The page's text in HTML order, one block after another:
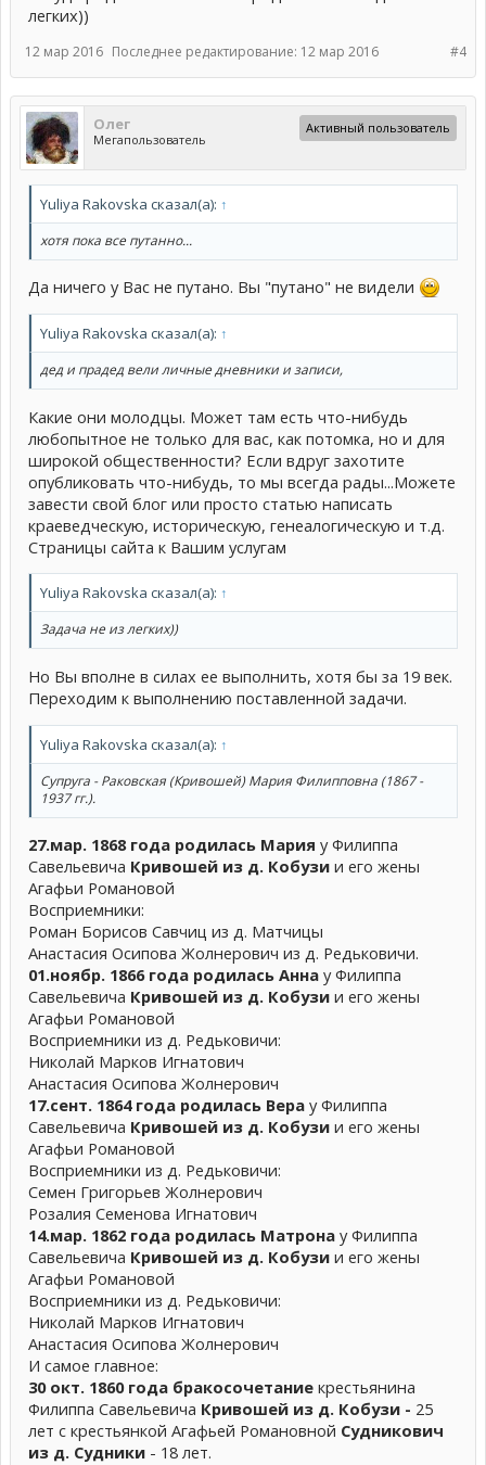
легких))
#4
12 мар 2016 Последнее редактирование: 12 мар 2016
Олег
Мегапользователь
Активный пользователь
Yuliya Rakovska сказал(а): ↑
хотя пока все путанно...
Да ничего у Вас не путано. Вы "путано" не видели
Yuliya Rakovska сказал(а): ↑
дед и прадед вели личные дневники и записи,
Какие они молодцы. Может там есть что-нибудь
любопытное не только для вас, как потомка, но и для
широкой общественности? Если вдруг захотите
опубликовать что-нибудь, то мы всегда рады...Можете
завести свой блог или просто статью написать
краеведческую, историческую, генеалогическую и т.д.
Страницы сайта к Вашим услугам
Yuliya Rakovska сказал(а): ↑
Задача не из легких))
Но Вы вполне в силах ее выполнить, хотя бы за 19 век.
Переходим к выполнению поставленной задачи.
Yuliya Rakovska сказал(а): ↑
Супруга - Раковская (Кривошей) Мария Филипповна (1867 -
1937 гг.).
27.мар. 1868 года родилась Мария у Филиппа
Савельевича Кривошей из д. Кобузи и его жены
Агафьи Романовой
Восприемники:
Роман Борисов Савчиц из д. Матчицы
Анастасия Осипова Жолнерович из д. Редьковичи.
01.ноябр. 1866 года родилась Анна у Филиппа
Савельевича Кривошей из д. Кобузи и его жены
Агафьи Романовой
Восприемники из д. Редьковичи:
Николай Марков Игнатович
Анастасия Осипова Жолнерович
17.сент. 1864 года родилась Вера у Филиппа
Савельевича Кривошей из д. Кобузи и его жены
Агафьи Романовой
Восприемники из д. Редьковичи:
Семен Григорьев Жолнерович
Розалия Семенова Игнатович
14.мар. 1862 года родилась Матрона у Филиппа
Савельевича Кривошей из д. Кобузи и его жены
Агафьи Романовой
Восприемники из д. Редьковичи:
Николай Марков Игнатович
Анастасия Осипова Жолнерович
И самое главное:
30 окт. 1860 года бракосочетание крестьянина
Филиппа Савельевича Кривошей из д. Кобузи - 25
лет с крестьянкой Агафьей Романовной Судникович
из д. Судники - 18 лет.